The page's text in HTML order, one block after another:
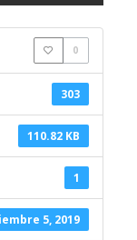
0
303
110.82 KB
1
5, 2019